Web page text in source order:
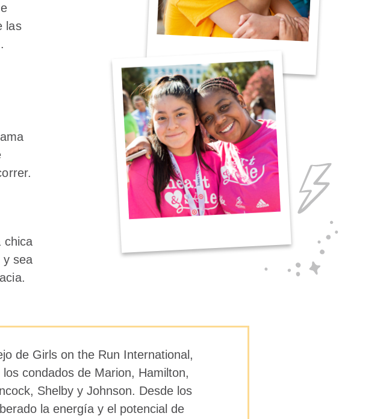
las
chica
y sea
de Girls on the Run International,
condados de Marion, Hamilton,
Shelby y Johnson. Desde los
la energía y el potencial de